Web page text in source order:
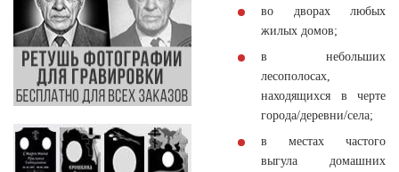
во дворах любых
жилых домов;
в небольших
лесополосах,
находящихся в черте
города/деревни/села;
в местах частого
выгула домашних